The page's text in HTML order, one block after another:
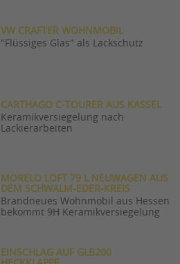
VW CRAFTER WOHNMOBIL
"Flüssiges Glas" als Lackschutz
CARTHAGO C-TOURER AUS KASSEL
Keramikversiegelung nach
Lackierarbeiten
MORELO LOFT 79 L NEUWAGEN AUS
DEM SCHWALM-EDER-KREIS
Brandneues Wohnmobil aus Hessen
bekommt 9H Keramikversiegelung
EINSCHLAG AUF GLB200